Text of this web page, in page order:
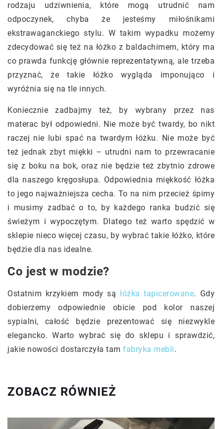
rodzaju udziwnienia, które mogą utrudnić nam
odpoczynek, chyba że jesteśmy miłośnikami
ekstrawaganckiego stylu. W takim wypadku możemy
zdecydować się też na łóżko z baldachimem, który ma
co prawda funkcję głównie reprezentatywną, ale trzeba
przyznać, że takie łóżko wygląda imponująco i
wyróżnia się na tle innych.
Koniecznie zadbajmy też, by wybrany przez nas
materac był odpowiedni. Nie może być twardy, bo nikt
raczej nie lubi spać na twardym łóżku. Nie może być
też jednak zbyt miękki – utrudni nam to przewracanie
się z boku na bok, oraz nie będzie też zbytnio zdrowe
dla naszego kręgosłupa. Odpowiednia miękkość łóżka
to jego najważniejsza cecha. To na nim przecież śpimy
i musimy zadbać o to, by każdego ranka budzić się
świeżym i wypoczętym. Dlatego też warto spędzić w
sklepie nieco więcej czasu, by wybrać takie łóżko, które
będzie dla nas idealne.
Co jest w modzie?
Ostatnim krzykiem mody są łóżka tapicerowane. Gdy
dobierzemy odpowiednie obicie pod kolor naszej
sypialni, całość będzie prezentować się niezwykle
elegancko. Warto wybrać się do sklepu i sprawdzić,
jakie nowości dostarczyła tam fabryka mebli.
ZOBACZ RÓWNIEŻ